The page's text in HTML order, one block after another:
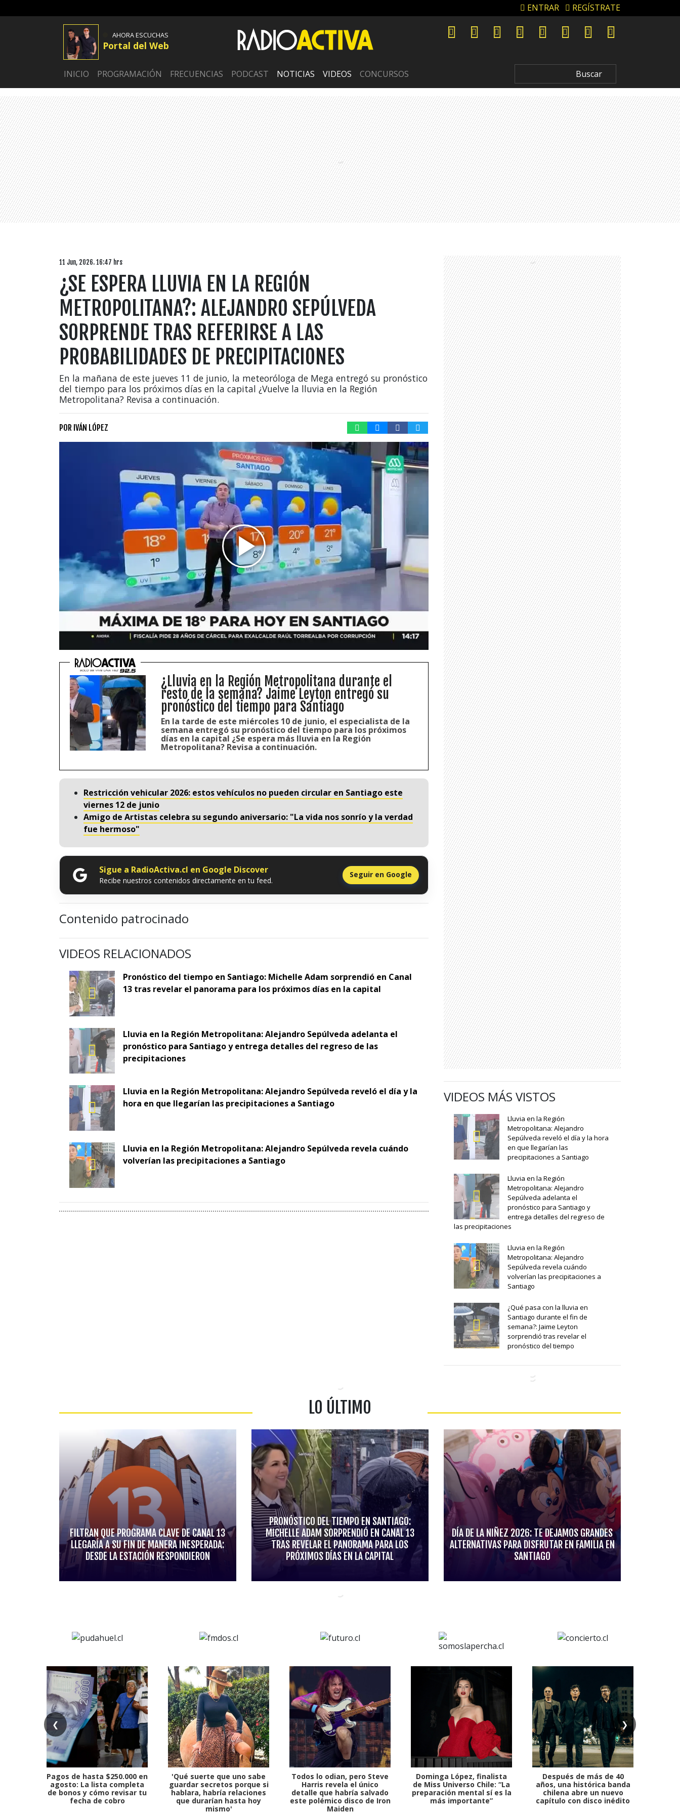
ENTRAR REGÍSTRATE
AHORA ESCUCHAS
Portal del Web
INICIO PROGRAMACIÓN FRECUENCIAS PODCAST NOTICIAS VIDEOS CONCURSOS
11 Jun, 2026. 16:47 hrs
¿SE ESPERA LLUVIA EN LA REGIÓN
METROPOLITANA?: ALEJANDRO SEPÚLVEDA
SORPRENDE TRAS REFERIRSE A LAS
PROBABILIDADES DE PRECIPITACIONES
En la mañana de este jueves 11 de junio, la meteoróloga de Mega entregó su pronóstico
del tiempo para los próximos días en la capital ¿Vuelve la lluvia en la Región
Metropolitana? Revisa a continuación.
POR IVÁN LÓPEZ
¿Lluvia en la Región Metropolitana durante el
resto de la semana? Jaime Leyton entregó su
pronóstico del tiempo para Santiago
En la tarde de este miércoles 10 de junio, el especialista de la
semana entregó su pronóstico del tiempo para los próximos
días en la capital ¿Se espera más lluvia en la Región
Metropolitana? Revisa a continuación.
Restricción vehicular 2026: estos vehículos no pueden circular en Santiago este
viernes 12 de junio
Amigo de Artistas celebra su segundo aniversario: "La vida nos sonrío y la verdad
fue hermoso"
Sigue a RadioActiva.cl en Google Discover
Recibe nuestros contenidos directamente en tu feed.
Seguir en Google
Contenido patrocinado
VIDEOS RELACIONADOS
Pronóstico del tiempo en Santiago: Michelle Adam sorprendió en Canal
13 tras revelar el panorama para los próximos días en la capital
Lluvia en la Región Metropolitana: Alejandro Sepúlveda adelanta el
pronóstico para Santiago y entrega detalles del regreso de las
precipitaciones
Lluvia en la Región Metropolitana: Alejandro Sepúlveda reveló el día y la
hora en que llegarían las precipitaciones a Santiago
Lluvia en la Región Metropolitana: Alejandro Sepúlveda revela cuándo
volverían las precipitaciones a Santiago
VIDEOS MÁS VISTOS
Lluvia en la Región
Metropolitana: Alejandro
Sepúlveda reveló el día y la hora
en que llegarían las
precipitaciones a Santiago
Lluvia en la Región
Metropolitana: Alejandro
Sepúlveda adelanta el
pronóstico para Santiago y
entrega detalles del regreso de
las precipitaciones
Lluvia en la Región
Metropolitana: Alejandro
Sepúlveda revela cuándo
volverían las precipitaciones a
Santiago
¿Qué pasa con la lluvia en
Santiago durante el fin de
semana?: Jaime Leyton
sorprendió tras revelar el
pronóstico del tiempo
LO ÚLTIMO
FILTRAN QUE PROGRAMA CLAVE DE CANAL 13
LLEGARÍA A SU FIN DE MANERA INESPERADA:
DESDE LA ESTACIÓN RESPONDIERON
PRONÓSTICO DEL TIEMPO EN SANTIAGO:
MICHELLE ADAM SORPRENDIÓ EN CANAL 13
TRAS REVELAR EL PANORAMA PARA LOS
PRÓXIMOS DÍAS EN LA CAPITAL
DÍA DE LA NIÑEZ 2026: TE DEJAMOS GRANDES
ALTERNATIVAS PARA DISFRUTAR EN FAMILIA EN
SANTIAGO
❮ ❯
Pagos de hasta $250.000 en
agosto: La lista completa
de bonos y cómo revisar tu
fecha de cobro
'Qué suerte que uno sabe
guardar secretos porque si
hablara, habría relaciones
que durarían hasta hoy
mismo'
Todos lo odian, pero Steve
Harris revela el único
detalle que habría salvado
este polémico disco de Iron
Maiden
Dominga López, finalista
de Miss Universo Chile: “La
preparación mental sí es la
más importante”
Después de más de 40
años, una histórica banda
chilena abre un nuevo
capítulo con disco inédito
1997 — 2026
© PRISA MEDIA CORP SPA.
Producción musical Cadena Ser, España 2026.